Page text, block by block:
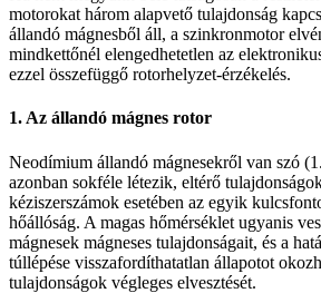
motorokat három alapvető tulajdonság
állandó mágnesből áll, a szinkronmotor
mindkettőnél elengedhetetlen az
ezzel összefüggő rotorhelyzet-érzékelés.
1. Az állandó mágnes rotor
Neodímium állandó mágnesekről van szó
azonban sokféle létezik, eltérő
kéziszerszámok esetében az egyik
hőállóság. A magas hőmérséklet ugyanis
mágnesek mágneses tulajdonságait, és a
túllépése visszafordíthatatlan állapotot
tulajdonságok végleges elvesztését.